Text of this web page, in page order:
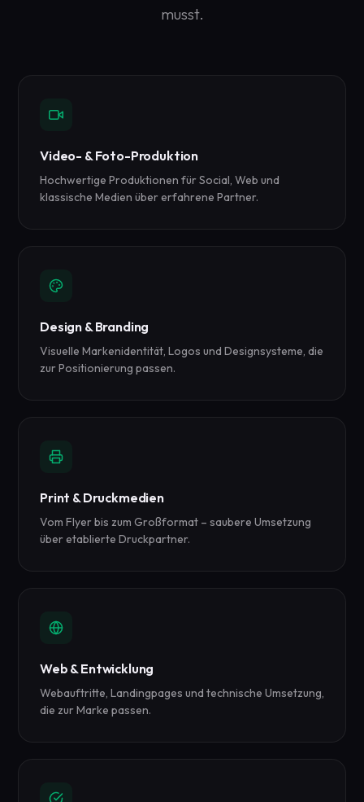
musst.
Video- & Foto-Produktion
Hochwertige Produktionen für Social, Web und
klassische Medien über erfahrene Partner.
Design & Branding
Visuelle Markenidentität, Logos und Designsysteme, die
zur Positionierung passen.
Print & Druckmedien
Vom Flyer bis zum Großformat – saubere Umsetzung
über etablierte Druckpartner.
Web & Entwicklung
Webauftritte, Landingpages und technische Umsetzung,
die zur Marke passen.